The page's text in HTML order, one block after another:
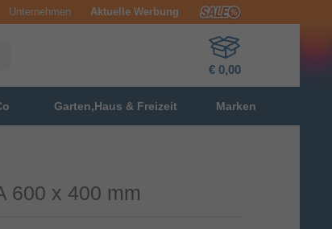
Unternehmen Aktuelle Werbung
€ 0,00
Garten,Haus & Freizeit Marken
600 x 400 mm